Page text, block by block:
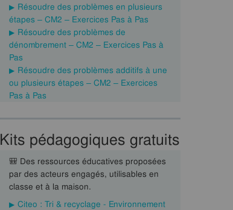
Résoudre des problèmes en plusieurs
étapes – CM2 – Exercices Pas à Pas
Résoudre des problèmes de
dénombrement – CM2 – Exercices Pas à
Pas
Résoudre des problèmes additifs à une
ou plusieurs étapes – CM2 – Exercices
Pas à Pas
Kits pédagogiques gratuits
🎒 Des ressources éducatives proposées
par des acteurs engagés, utilisables en
classe et à la maison.
Citeo : Tri & recyclage - Environnement